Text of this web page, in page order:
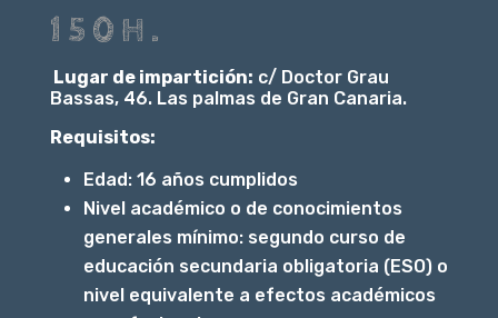
150H.
Lugar de impartición: c/ Doctor Grau
Bassas, 46. Las palmas de Gran Canaria.
Requisitos:
Edad: 16 años cumplidos
Nivel académico o de conocimientos
generales mínimo: segundo curso de
educación secundaria obligatoria (ESO) o
nivel equivalente a efectos académicos